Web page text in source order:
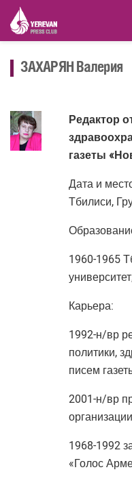
ЗАХАРЯН Валерия
Редактор
газеты
Дата и
Тбилиси,
1960-1965
Карьера:
1992-н/вр
политики,
писем
2001-н/вр
1968-1992
«Голос